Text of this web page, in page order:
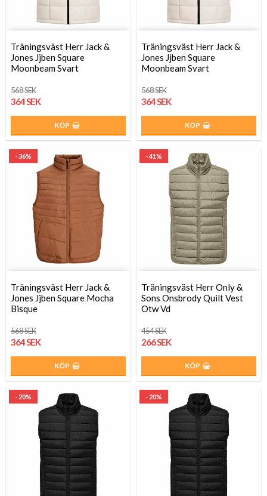
Träningsväst Herr Jack &
Jones Jjben Square
Moonbeam Svart
568 SEK
364 SEK
KÖP
Träningsväst Herr Jack &
Jones Jjben Square
Moonbeam Svart
568 SEK
364 SEK
KÖP
- 36%
Träningsväst Herr Jack &
Jones Jjben Square Mocha
Bisque
568 SEK
364 SEK
KÖP
- 41%
Träningsväst Herr Only &
Sons Onsbrody Quilt Vest
Otw Vd
454 SEK
266 SEK
KÖP
- 20% - 20%